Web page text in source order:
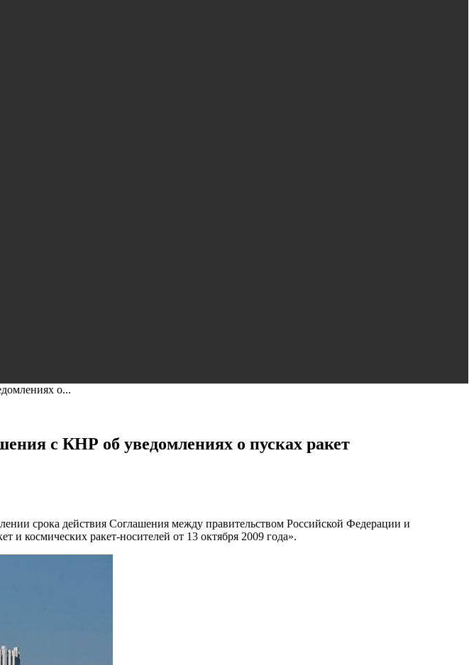
о...
с КНР об уведомлениях о пусках ракет
срока действия Соглашения между правительством Российской Федерации и
и космических ракет-носителей от 13 октября 2009 года».